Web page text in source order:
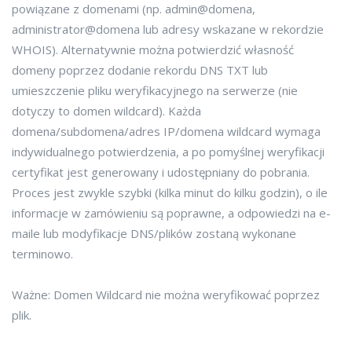
powiązane z domenami (np. admin@domena,
administrator@domena lub adresy wskazane w rekordzie
WHOIS). Alternatywnie można potwierdzić własność
domeny poprzez dodanie rekordu DNS TXT lub
umieszczenie pliku weryfikacyjnego na serwerze (nie
dotyczy to domen wildcard). Każda
domena/subdomena/adres IP/domena wildcard wymaga
indywidualnego potwierdzenia, a po pomyślnej weryfikacji
certyfikat jest generowany i udostępniany do pobrania.
Proces jest zwykle szybki (kilka minut do kilku godzin), o ile
informacje w zamówieniu są poprawne, a odpowiedzi na e-
maile lub modyfikacje DNS/plików zostaną wykonane
terminowo.
Ważne: Domen Wildcard nie można weryfikować poprzez
plik.